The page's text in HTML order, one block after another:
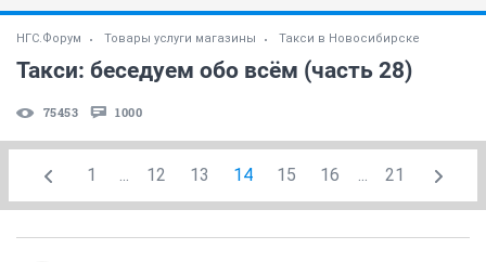
НГС.Форум Товары услуги магазины Такси в Новосибирске
Такси: беседуем обо всём (часть 28)
75453 1000
1 ... 12 13 14 15 16 ... 21